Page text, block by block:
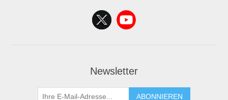
Newsletter
ABONNIEREN